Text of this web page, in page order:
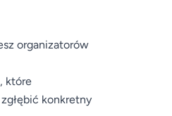
organizatorów
które
konkretny